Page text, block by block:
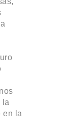
la
en la